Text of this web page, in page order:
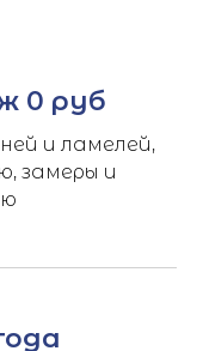
0 руб
и ламелей,
замеры и